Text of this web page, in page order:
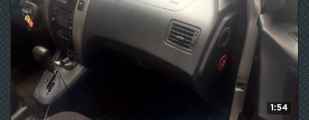
1:54